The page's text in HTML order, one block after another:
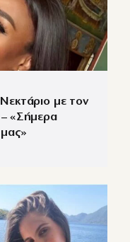
με τον
– «Σήμερα